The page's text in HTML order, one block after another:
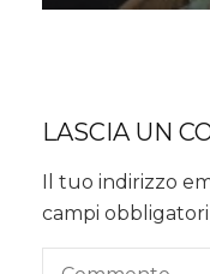
LASCIA UN
Il tuo indirizzo
campi